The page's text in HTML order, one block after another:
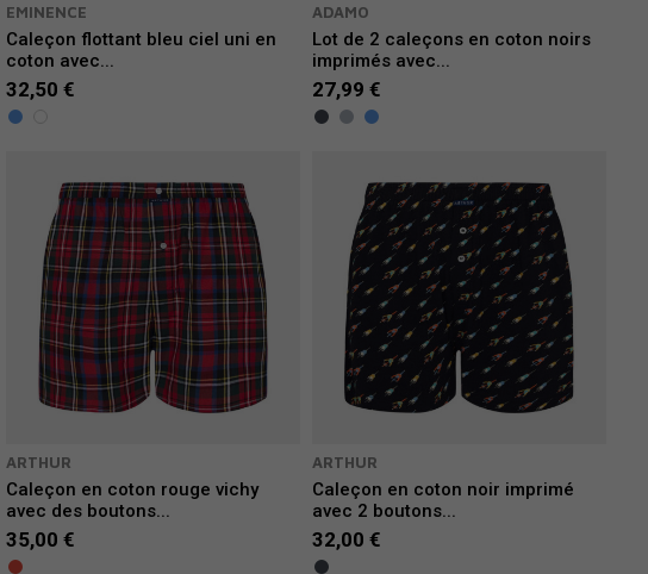
EMINENCE
Caleçon flottant bleu ciel uni en
coton avec...
32,50 €
ADAMO
Lot de 2 caleçons en coton noirs
imprimés avec...
27,99 €
ARTHUR
Caleçon en coton rouge vichy
avec des boutons...
35,00 €
ARTHUR
Caleçon en coton noir imprimé
avec 2 boutons...
32,00 €